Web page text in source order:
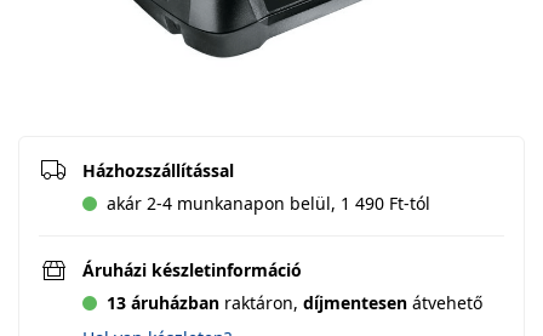
Házhozszállítással
akár 2-4 munkanapon belül, 1 490 Ft-tól
Áruházi készletinformáció
13 áruházban raktáron, díjmentesen átvehető